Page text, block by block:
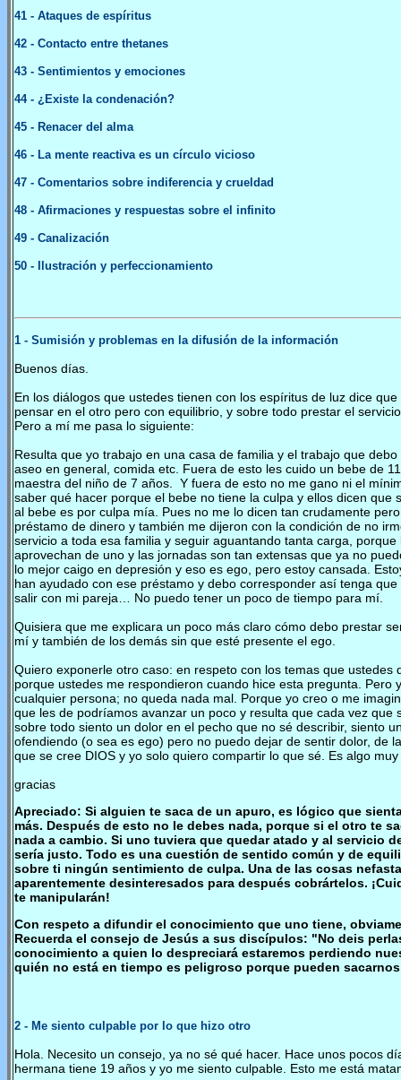
41 - Ataques de espíritus
42 - Contacto entre thetanes
43 - Sentimientos y emociones
44- ¿Existe la condenación?
45 - Renacer del alma
46 - La mente reactiva es un círculo vicioso
47 - Comentarios sobre indiferencia y crueldad
48 - Afirmaciones y respuestas sobre el infinito
49 - Canalización
50 - Ilustración y perfeccionamiento
1 - Sumisión y problemas en la difusión de la información
Buenos días.
En los diálogos que ustedes tienen con los espíritus de luz dice
pensar en el otro pero con equilibrio, y sobre todo prestar el
Pero a mí me pasa lo siguiente:
Resulta que yo trabajo en una casa de familia y el trabajo que
aseo en general, comida etc. Fuera de esto les cuido un bebe de
maestra del niño de 7 años. Y fuera de esto no me gano ni el
saber qué hacer porque el bebe no tiene la culpa y ellos dicen
al bebe es por culpa mía. Pues no me lo dicen tan crudamente
préstamo de dinero y también me dijeron con la condición de no
servicio a toda esa familia y seguir aguantando tanta carga,
aprovechan de uno y las jornadas son tan extensas que ya no
lo mejor caigo en depresión y eso es ego, pero estoy cansada.
han ayudado con ese préstamo y debo corresponder así tenga
salir con mi pareja… No puedo tener un poco de tiempo para mí.
Quisiera que me explicara un poco más claro cómo debo prestar
mí y también de los demás sin que esté presente el ego.
Quiero exponerle otro caso: en respeto con los temas que
porque ustedes me respondieron cuando hice esta pregunta.
cualquier persona; no queda nada mal. Porque yo creo o me
que les de podríamos avanzar un poco y resulta que cada vez
sobre todo siento un dolor en el pecho que no sé describir, siento
ofendiendo (o sea es ego) pero no puedo dejar de sentir dolor,
que se cree DIOS y yo solo quiero compartir lo que sé. Es algo
gracias
Apreciado: Si alguien te saca de un apuro, es lógico que
más. Después de esto no le debes nada, porque si el otro te
nada a cambio. Si uno tuviera que quedar atado y al servicio
sería justo. Todo es una cuestión de sentido común y de
sobre ti ningún sentimiento de culpa. Una de las cosas
aparentemente desinteresados para después cobrártelos.
te manipularán!
Con respeto a difundir el conocimiento que uno tiene,
Recuerda el consejo de Jesús a sus discípulos: "No deis
conocimiento a quien lo despreciará estaremos perdiendo
quién no está en tiempo es peligroso porque pueden
2 - Me siento culpable por lo que hizo otro
Hola. Necesito un consejo, ya no sé qué hacer. Hace unos pocos
hermana tiene 19 años y yo me siento culpable. Esto me está